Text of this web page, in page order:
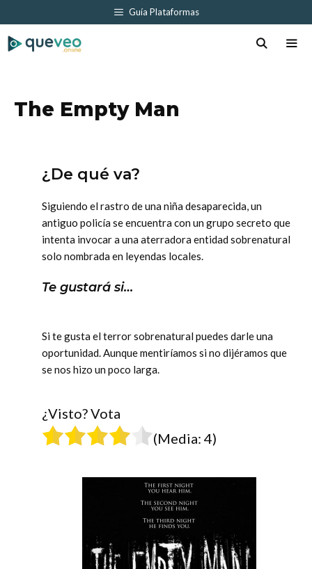
al
contenido
Guía Plataformas
The Empty Man
¿De qué va?
Siguiendo el rastro de una niña desaparecida, un
antiguo policía se encuentra con un grupo secreto que
intenta invocar a una aterradora entidad sobrenatural
solo nombrada en leyendas locales.
Te gustará si…
Si te gusta el terror sobrenatural puedes darle una
oportunidad. Aunque mentiríamos si no dijéramos que
se nos hizo un poco larga.
¿Visto? Vota
(Media: 4)